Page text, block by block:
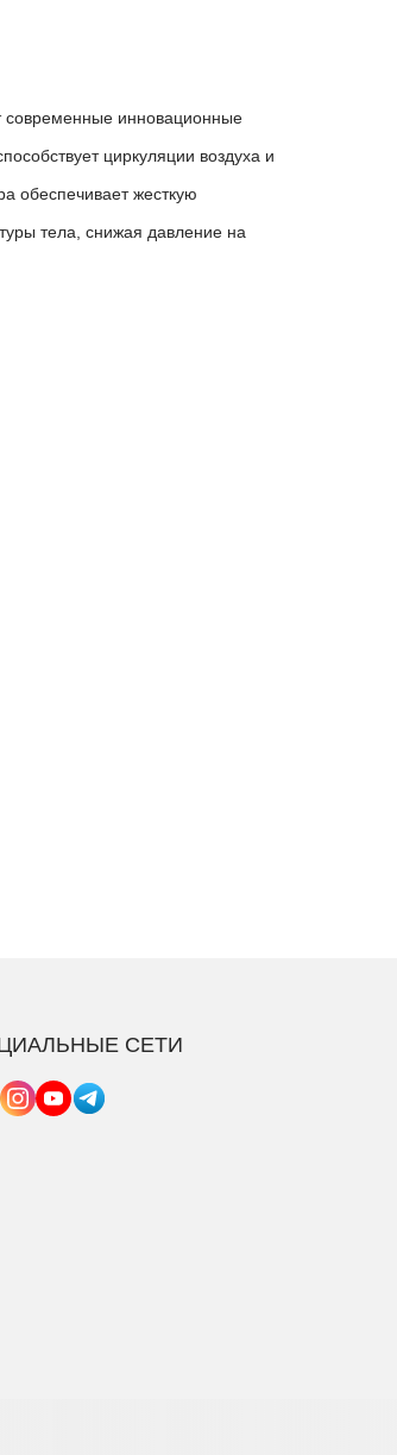
современные инновационные
циркуляции воздуха и
обеспечивает жесткую
тела, снижая давление на
СЕТИ